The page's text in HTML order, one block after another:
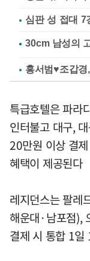
심판 성 접대
홍서범♥조갑
특급호텔은 파라
인터불고 대구,
20만원 이상 결
혜택이 제공된다
레지던스는 팔레
해운대·남포점),
결제 시 통합 1일